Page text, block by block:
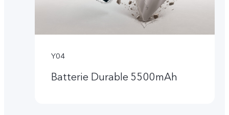
Y04
Batterie Durable 5500mAh